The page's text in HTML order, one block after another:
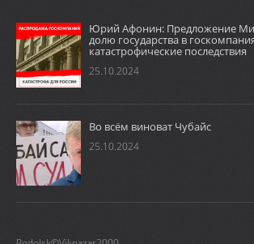
Юрий Афонин: Предложение
долю государства в
катастрофические последствия
25.10.2024
Во всём виноват Чубайс
25.10.2024